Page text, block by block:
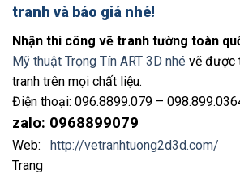
tranh và báo giá nhé!
Nhận thi công vẽ tranh tường toàn
Mỹ thuật Trọng Tín ART 3D nhé vẽ được
tranh trên mọi chất liệu.
Điện thoại: 096.8899.079 –
zalo: 0968899079
Web: http://vetranhtuong2d3d.com/
Trang